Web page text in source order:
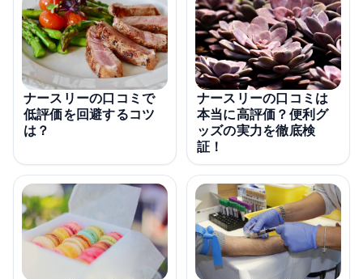
ナースリーの口コミで
低評価を回避するコツ
は？
ナースリーの口コミは
本当に高評価？便利グ
ッズの実力を徹底検
証！